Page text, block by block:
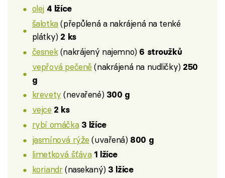
olej 4 lžíce
šalotka(přepůlená a nakrájená na tenké
plátky) 2 ks
česnek(nakrájený najemno) 6 stroužků
vepřová pečeně (nakrájená na nudličky) 250
g
krevety (nevařené) 300 g
vejce 2 ks
rybí omáčka 3 lžíce
jasmínová rýže (uvařená) 800 g
limetková šťáva 1 lžíce
koriandr(nasekaný) 3 lžíce